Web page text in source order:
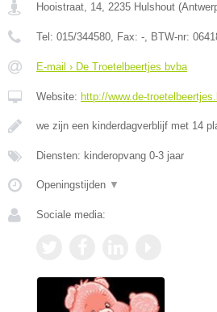
Hooistraat, 14, 2235 Hulshout (
Tel: 015/344580, Fax: -, BTW-nr:
E-mail › De Troetelbeertjes bvba
Website: http://www.de-
we zijn een kinderdagverblijf met 14
Diensten: kinderopvang 0-3 jaar
Openingstijden ▼
Sociale media: